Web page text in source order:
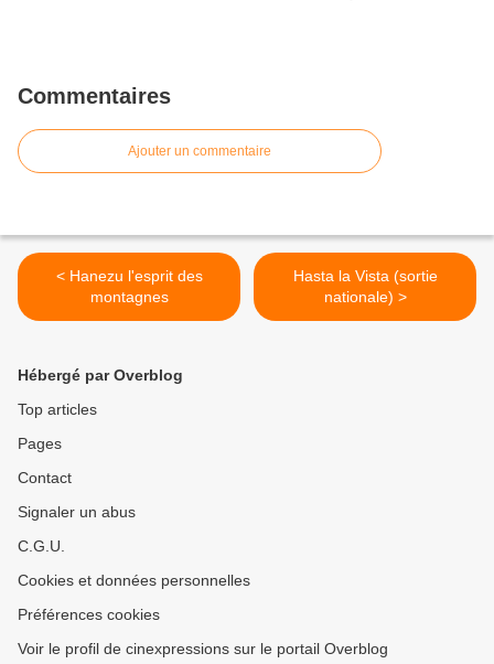
Commentaires
Ajouter un commentaire
< Hanezu l'esprit des
montagnes
Hasta la Vista (sortie
nationale) >
Hébergé par Overblog
Top articles
Pages
Contact
Signaler un abus
C.G.U.
Cookies et données personnelles
Préférences cookies
Voir le profil de cinexpressions sur le portail Overblog